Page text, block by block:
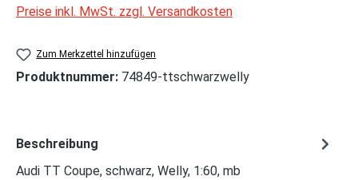
Preise inkl. MwSt. zzgl. Versandkosten
Zum Merkzettel hinzufügen
Produktnummer: 74849-ttschwarzwelly
Beschreibung
Audi TT Coupe, schwarz, Welly, 1:60, mb